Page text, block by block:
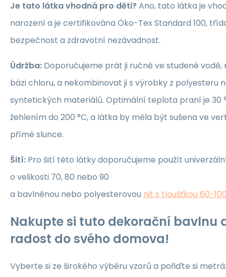
Je tato látka vhodná pro děti?Ano, tato látka je
narození a je certifikována Öko-Tex Standard 100,
bezpečnost a zdravotní nezávadnost.
Údržba: Doporučujeme prát ji ručně ve studené
bázi chloru, a nekombinovat ji s výrobky z polyesteru
syntetických materiálů. Optimální teplota praní je 30
žehlením do 200 °C, a látka by měla být sušena ve
přímé slunce.
Šití: Pro šití této látky doporučujeme použít
o velikosti 70, 80 nebo 90
a bavlněnou nebo polyesterovou nit s tloušťkou 60-
Nakupte si tuto dekorační bavlnu
radost do svého domova!
Vyberte si ze širokého výběru vzorů a pořiďte si